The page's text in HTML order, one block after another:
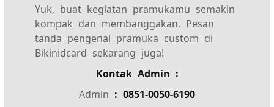
Yuk, buat kegiatan pramukamu semakin
kompak dan membanggakan. Pesan
tanda pengenal pramuka custom di
Bikinidcard sekarang juga!
Kontak Admin :
Admin : 0851-0050-6190